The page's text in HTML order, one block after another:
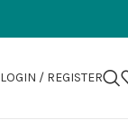
LOGIN / REGISTER